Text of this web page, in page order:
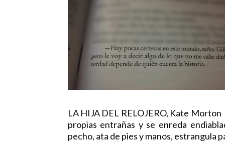
LA HIJA DEL RELOJERO, Kate
propias entrañas y se enreda
pecho, ata de pies y manos, estrangula